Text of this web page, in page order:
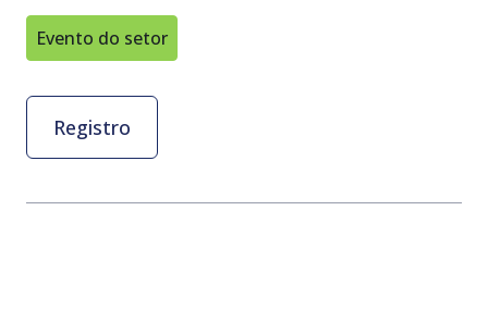
Evento do setor
Registro